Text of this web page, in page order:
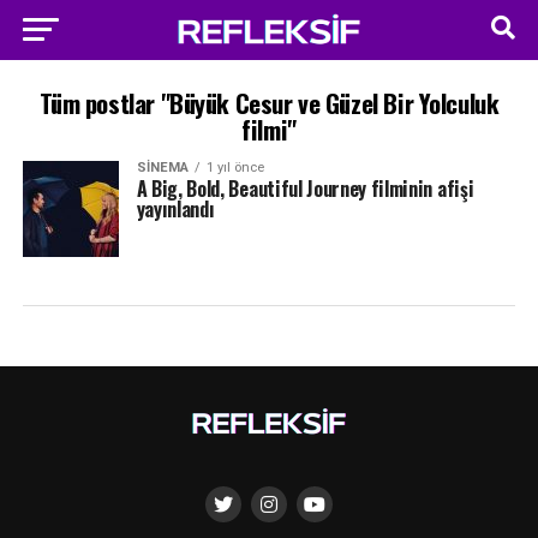
Tüm postlar "Büyük Cesur ve Güzel Bir Yolculuk
filmi"
SINEMA 1 yıl önce
A Big, Bold, Beautiful Journey filminin afişi
yayınlandı